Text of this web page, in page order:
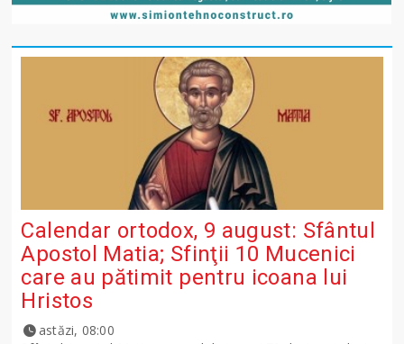
Calendar ortodox, 9 august: Sfântul
Apostol Matia; Sfinţii 10 Mucenici
care au pătimit pentru icoana lui
Hristos
astăzi, 08:00